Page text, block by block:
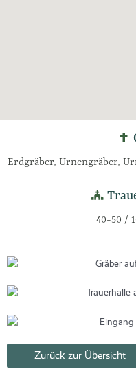
Erdgräber, Urnengräber,
40-50 /
Zurück zur Übersicht